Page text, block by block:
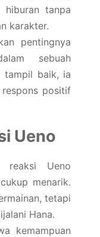
hiburan tanpa
karakter.
pentingnya
sebuah
tampil baik, ia
positif
Ueno
reaksi Ueno
menarik.
tetapi
Hana.
kemampuan